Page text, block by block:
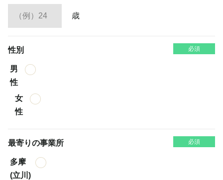
歳
性別 必須
男
性
女
性
最寄りの事業所 必須
多摩
(立川)